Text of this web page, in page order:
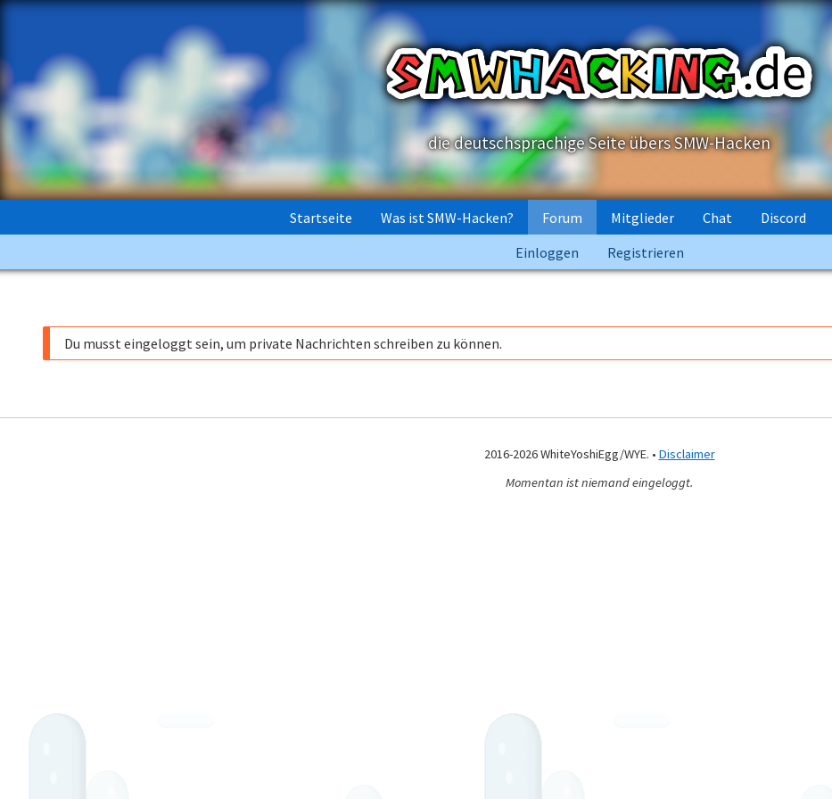
die deutschsprachige Seite übers SMW-Hacken
Startseite Was ist SMW-Hacken? Forum Mitglieder Chat Discord
Einloggen
Registrieren
Du musst eingeloggt sein, um private Nachrichten schreiben zu können.
2016-2026 WhiteYoshiEgg/WYE. • Disclaimer
Momentan ist niemand eingeloggt.